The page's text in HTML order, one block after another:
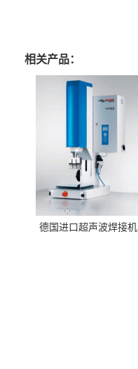
相关产品：
德国进口超声波焊接机